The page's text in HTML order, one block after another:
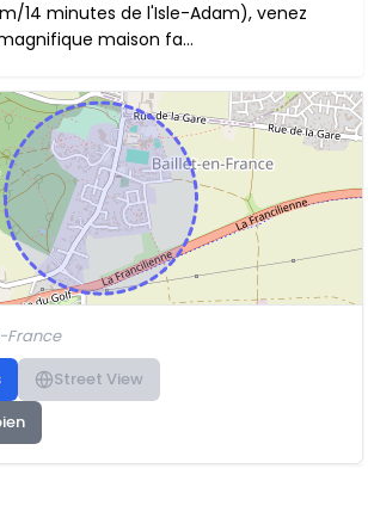
14 minutes de l'Isle-Adam), venez
maison fa...
France
Street View